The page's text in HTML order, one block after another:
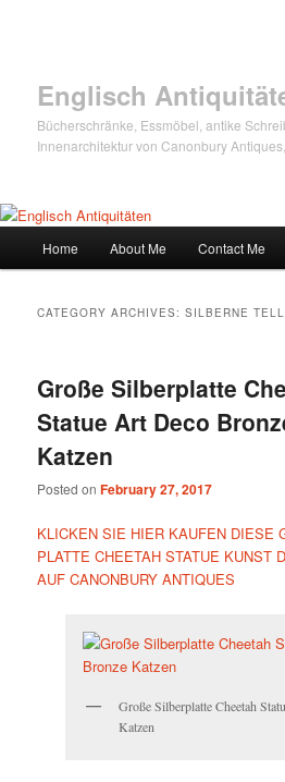
Englisch
Bücherschränke, Essmöbel, antike
Innenarchitektur von Canonbury
Skip
content
Skip
content
Home About Me Contact Me
CATEGORY ARCHIVES:SILBERNE
Große Silberplatte
Statue Art Deco
Katzen
Posted onFebruary 27, 2017
KLICKEN SIE HIER KAUFEN DIESE
PLATTE CHEETAH STATUE KUNST
AUF CANONBURY ANTIQUES
Große Silberplatte Cheetah
Katzen